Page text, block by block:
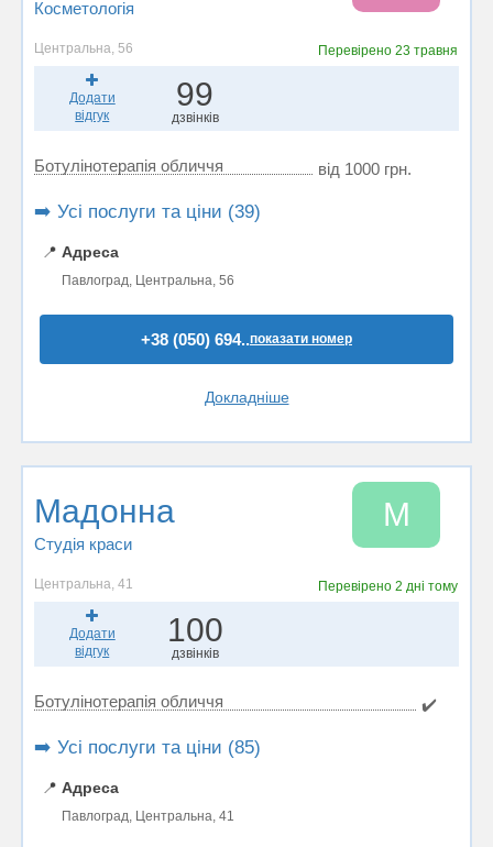
Косметологія
Центральна, 56 Перевірено23 травня
Додати
відгук
99
дзвінків
Ботулінотерапія обличчя від 1000 грн.
➡️ Усі послуги та ціни (39)
📍 Адреса
Павлоград, Центральна, 56
+38 (050) 694..показати номер
Докладніше
Мадонна
Студія краси
М
Центральна, 41 Перевірено2 дні тому
Додати
відгук
100
дзвінків
Ботулінотерапія обличчя ✔️
➡️ Усі послуги та ціни (85)
📍 Адреса
Павлоград, Центральна, 41